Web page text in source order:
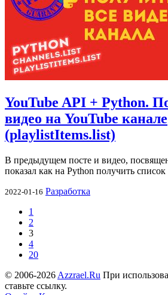
YouTube API + Python.
видео на YouTube канале
(playlistItems.list)
В предыдущем посте и видео,
показал как на Python получить список
2022-01-16 Разработка
1
2
3
4
20
© 2006-2026 Azzrael.Ru При
ставьте ссылку.